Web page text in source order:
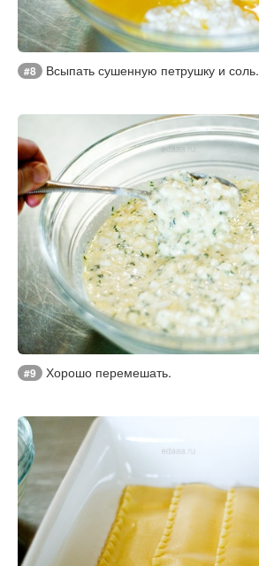
#8 Всыпать сушенную петрушку и соль.
#9 Хорошо перемешать.